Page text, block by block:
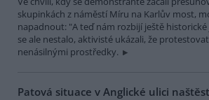
skupinkách z náměstí Míru na Karlův most,
napadnout: "A teď nám rozbijí ještě
se ale nestalo, aktivisté ukázali, že
nenásilnými prostředky.
Patová situace v Anglické ulici